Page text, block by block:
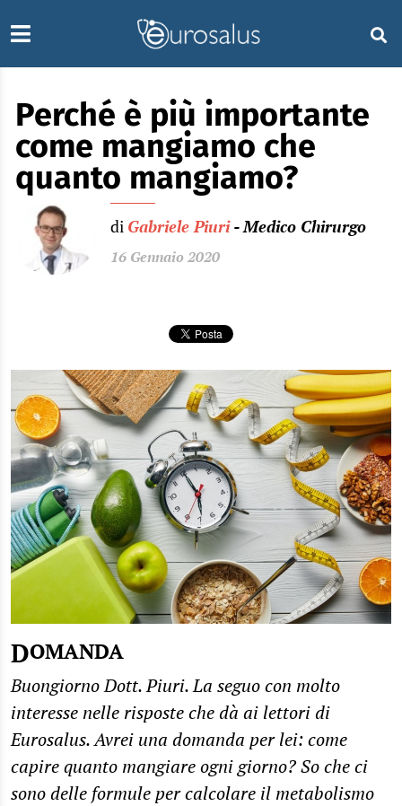
Perché è più importante
come mangiamo che
quanto mangiamo?
di Gabriele Piuri - Medico Chirurgo
16 Gennaio 2020
DOMANDA
Buongiorno Dott. Piuri. La seguo con molto
interesse nelle risposte che dà ai lettori di
Eurosalus. Avrei una domanda per lei: come
capire quanto mangiare ogni giorno? So che ci
sono delle formule per calcolare il metabolismo